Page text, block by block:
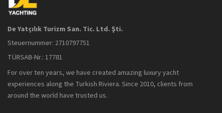
De Yatçılık Turizm San. Tic. Ltd. Şti.
Steuernummer: 2710797751
TÜRSAB-Nr.: 17781
For over ten years, we have created amazing luxury yacht
experiences along the Turkish Riviera. Since 2010, clients from
around the world have trusted us.